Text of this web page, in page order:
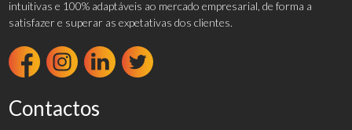
intuitivas e 100% adaptáveis ao mercado empresarial, de forma a
satisfazer e superar as expetativas dos clientes.
Contactos